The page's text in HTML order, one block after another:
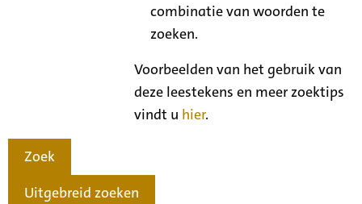
combinatie van woorden te
zoeken.
Voorbeelden van het gebruik van
deze leestekens en meer zoektips
vindt u hier.
Zoek
Uitgebreid zoeken